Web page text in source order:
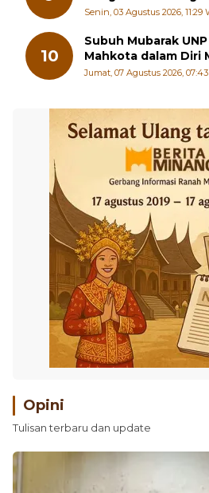
10
Subuh Mubarak
Mahkota dalam Diri
Jumat, 07 Agustus 2026,
Tulisan terbaru dan update